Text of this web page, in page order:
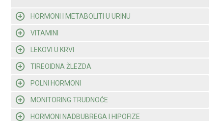
HORMONI I METABOLITI U URINU
VITAMINI
LEKOVI U KRVI
TIREOIDNA ŽLEZDA
POLNI HORMONI
MONITORING TRUDNOĆE
HORMONI NADBUBREGA I HIPOFIZE